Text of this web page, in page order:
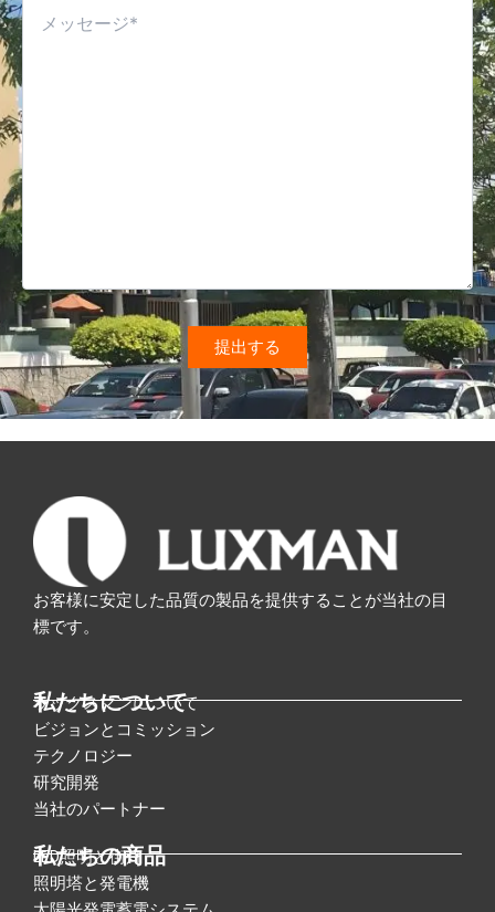
お客様に安定した品質の製品を提供することが当社の目
標です。
私たちについて
ラックスマンについて
ビジョンとコミッション
テクノロジー
研究開発
当社のパートナー
私たちの商品
LED照明と街灯
照明塔と発電機